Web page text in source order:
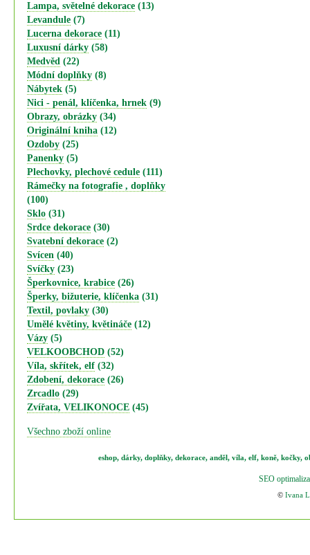
Lampa, světelné dekorace (13)
Levandule (7)
Lucerna dekorace (11)
Luxusní dárky (58)
Medvěd (22)
Módní doplňky (8)
Nábytek (5)
Nici - penál, klíčenka, hrnek (9)
Obrazy, obrázky (34)
Originální kniha (12)
Ozdoby (25)
Panenky (5)
Plechovky, plechové cedule (111)
Rámečky na fotografie , doplňky
(100)
Sklo (31)
Srdce dekorace (30)
Svatební dekorace (2)
Svícen (40)
Svíčky (23)
Šperkovnice, krabice (26)
Šperky, bižuterie, klíčenka (31)
Textil, povlaky (30)
Umělé květiny, květináče (12)
Vázy (5)
VELKOOBCHOD (52)
Víla, skřítek, elf (32)
Zdobení, dekorace (26)
Zrcadlo (29)
Zvířata, VELIKONOCE (45)
Všechno zboží online
eshop, dárky, doplňky, dekorace, anděl, víla, elf, koně, kočky,
SEO
© Ivana